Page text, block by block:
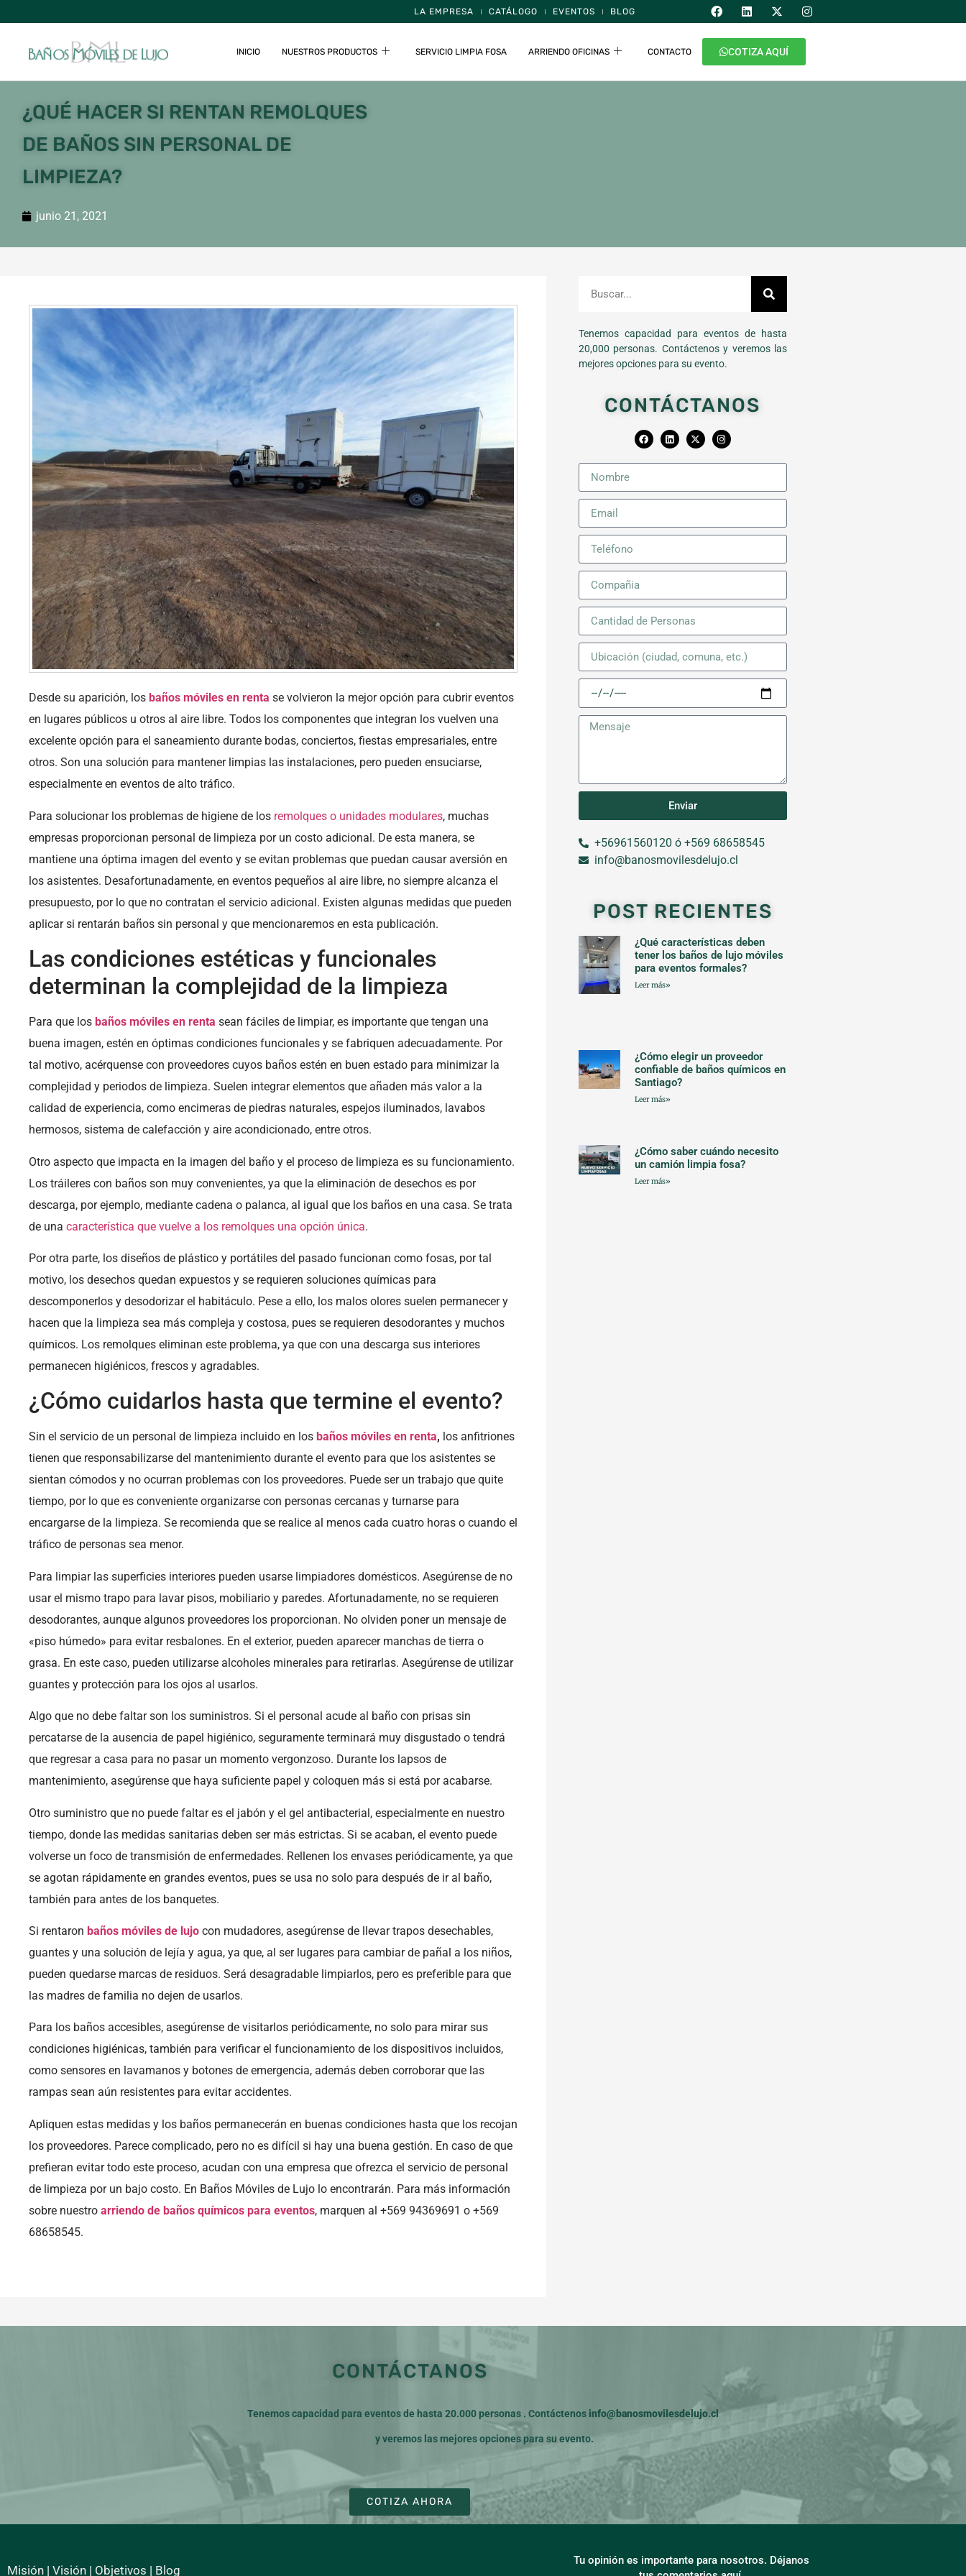
LA EMPRESA CATÁLOGO EVENTOS BLOG
INICIO NUESTROS PRODUCTOS SERVICIO LIMPIA FOSA ARRIENDO OFICINAS CONTACTO COTIZA AQUÍ
¿QUÉ HACER SI RENTAN REMOLQUES
DE BAÑOS SIN PERSONAL DE
LIMPIEZA?
junio 21, 2021
Desde su aparición, los baños móviles en renta se volvieron la mejor opción para cubrir eventos
en lugares públicos u otros al aire libre. Todos los componentes que integran los vuelven una
excelente opción para el saneamiento durante bodas, conciertos, fiestas empresariales, entre
otros. Son una solución para mantener limpias las instalaciones, pero pueden ensuciarse,
especialmente en eventos de alto tráfico.
Para solucionar los problemas de higiene de los remolques o unidades modulares, muchas
empresas proporcionan personal de limpieza por un costo adicional. De esta manera, se
mantiene una óptima imagen del evento y se evitan problemas que puedan causar aversión en
los asistentes. Desafortunadamente, en eventos pequeños al aire libre, no siempre alcanza el
presupuesto, por lo que no contratan el servicio adicional. Existen algunas medidas que pueden
aplicar si rentarán baños sin personal y que mencionaremos en esta publicación.
Las condiciones estéticas y funcionales
determinan la complejidad de la limpieza
Para que los baños móviles en renta sean fáciles de limpiar, es importante que tengan una
buena imagen, estén en óptimas condiciones funcionales y se fabriquen adecuadamente. Por
tal motivo, acérquense con proveedores cuyos baños estén en buen estado para minimizar la
complejidad y periodos de limpieza. Suelen integrar elementos que añaden más valor a la
calidad de experiencia, como encimeras de piedras naturales, espejos iluminados, lavabos
hermosos, sistema de calefacción y aire acondicionado, entre otros.
Otro aspecto que impacta en la imagen del baño y el proceso de limpieza es su funcionamiento.
Los tráileres con baños son muy convenientes, ya que la eliminación de desechos es por
descarga, por ejemplo, mediante cadena o palanca, al igual que los baños en una casa. Se trata
de una característica que vuelve a los remolques una opción única.
Por otra parte, los diseños de plástico y portátiles del pasado funcionan como fosas, por tal
motivo, los desechos quedan expuestos y se requieren soluciones químicas para
descomponerlos y desodorizar el habitáculo. Pese a ello, los malos olores suelen permanecer y
hacen que la limpieza sea más compleja y costosa, pues se requieren desodorantes y muchos
químicos. Los remolques eliminan este problema, ya que con una descarga sus interiores
permanecen higiénicos, frescos y agradables.
¿Cómo cuidarlos hasta que termine el evento?
Sin el servicio de un personal de limpieza incluido en los baños móviles en renta, los anfitriones
tienen que responsabilizarse del mantenimiento durante el evento para que los asistentes se
sientan cómodos y no ocurran problemas con los proveedores. Puede ser un trabajo que quite
tiempo, por lo que es conveniente organizarse con personas cercanas y turnarse para
encargarse de la limpieza. Se recomienda que se realice al menos cada cuatro horas o cuando el
tráfico de personas sea menor.
Para limpiar las superficies interiores pueden usarse limpiadores domésticos. Asegúrense de no
usar el mismo trapo para lavar pisos, mobiliario y paredes. Afortunadamente, no se requieren
desodorantes, aunque algunos proveedores los proporcionan. No olviden poner un mensaje de
«piso húmedo» para evitar resbalones. En el exterior, pueden aparecer manchas de tierra o
grasa. En este caso, pueden utilizarse alcoholes minerales para retirarlas. Asegúrense de utilizar
guantes y protección para los ojos al usarlos.
Algo que no debe faltar son los suministros. Si el personal acude al baño con prisas sin
percatarse de la ausencia de papel higiénico, seguramente terminará muy disgustado o tendrá
que regresar a casa para no pasar un momento vergonzoso. Durante los lapsos de
mantenimiento, asegúrense que haya suficiente papel y coloquen más si está por acabarse.
Otro suministro que no puede faltar es el jabón y el gel antibacterial, especialmente en nuestro
tiempo, donde las medidas sanitarias deben ser más estrictas. Si se acaban, el evento puede
volverse un foco de transmisión de enfermedades. Rellenen los envases periódicamente, ya que
se agotan rápidamente en grandes eventos, pues se usa no solo para después de ir al baño,
también para antes de los banquetes.
Si rentaron baños móviles de lujo con mudadores, asegúrense de llevar trapos desechables,
guantes y una solución de lejía y agua, ya que, al ser lugares para cambiar de pañal a los niños,
pueden quedarse marcas de residuos. Será desagradable limpiarlos, pero es preferible para que
las madres de familia no dejen de usarlos.
Para los baños accesibles, asegúrense de visitarlos periódicamente, no solo para mirar sus
condiciones higiénicas, también para verificar el funcionamiento de los dispositivos incluidos,
como sensores en lavamanos y botones de emergencia, además deben corroborar que las
rampas sean aún resistentes para evitar accidentes.
Apliquen estas medidas y los baños permanecerán en buenas condiciones hasta que los recojan
los proveedores. Parece complicado, pero no es difícil si hay una buena gestión. En caso de que
prefieran evitar todo este proceso, acudan con una empresa que ofrezca el servicio de personal
de limpieza por un bajo costo. En Baños Móviles de Lujo lo encontrarán. Para más información
sobre nuestro arriendo de baños químicos para eventos, marquen al +569 94369691 o +569
68658545.
Tenemos capacidad para eventos de hasta
20,000 personas. Contáctenos y veremos las
mejores opciones para su evento.
CONTÁCTANOS
Enviar
+56961560120 ó +569 68658545
info@banosmovilesdelujo.cl
POST RECIENTES
¿Qué características deben
tener los baños de lujo móviles
para eventos formales?
Leer más»
¿Cómo elegir un proveedor
confiable de baños químicos en
Santiago?
Leer más»
¿Cómo saber cuándo necesito
un camión limpia fosa?
Leer más»
CONTÁCTANOS
Tenemos capacidad para eventos de hasta 20.000 personas . Contáctenos info@banosmovilesdelujo.cl
y veremos las mejores opciones para su evento.
COTIZA AHORA
Misión | Visión | Objetivos | Blog
Tu opinión es importante para nosotros. Déjanos